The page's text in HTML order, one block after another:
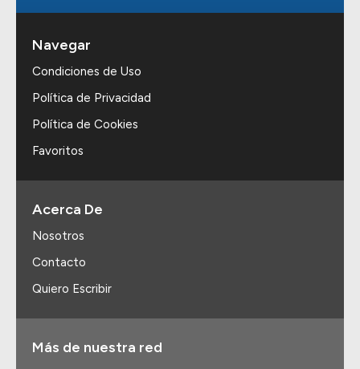
Navegar
Condiciones de Uso
Política de Privacidad
Política de Cookies
Favoritos
Acerca De
Nosotros
Contacto
Quiero Escribir
Más de nuestra red